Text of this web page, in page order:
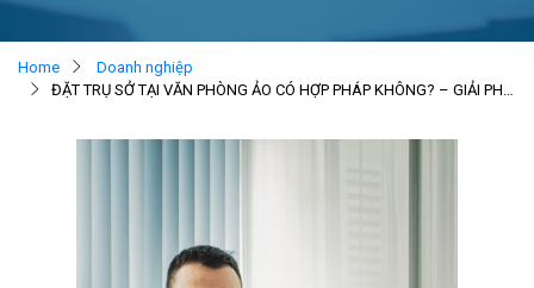
Home
Doanh nghiệp
ĐẶT TRỤ SỞ TẠI VĂN PHÒNG ẢO CÓ HỢP PHÁP KHÔNG? – GIẢI PHÁP TỐI ƯU TẠI NVCS BUILDING